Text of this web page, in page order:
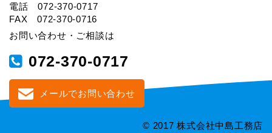
電話 072-370-0717
FAX 072-370-0716
お問い合わせ・ご相談は
072-370-0717
メールでお問い合わせ
© 2017 株式会社中島工務店